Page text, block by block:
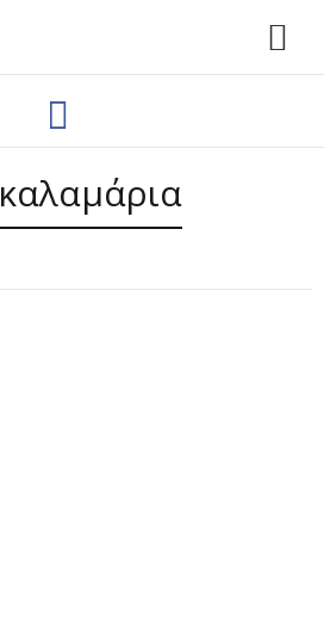
καλαμάρια